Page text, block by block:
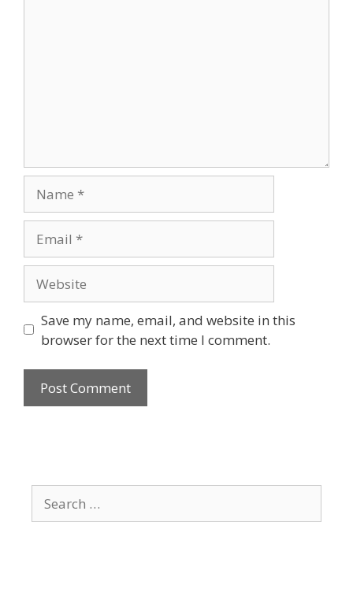
Save my name, email, and website in this
browser for the next time I comment.